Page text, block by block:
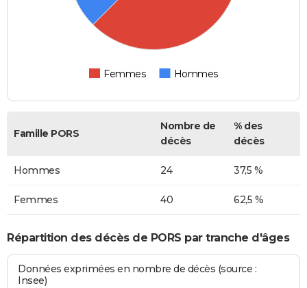
Femmes Hommes
Famille PORS
Nombre de
décès
% des
décès
Hommes 24 37,5 %
Femmes 40 62,5 %
Répartition des décès de PORS par tranche d'âges
Données exprimées en nombre de décès (source :
Insee)